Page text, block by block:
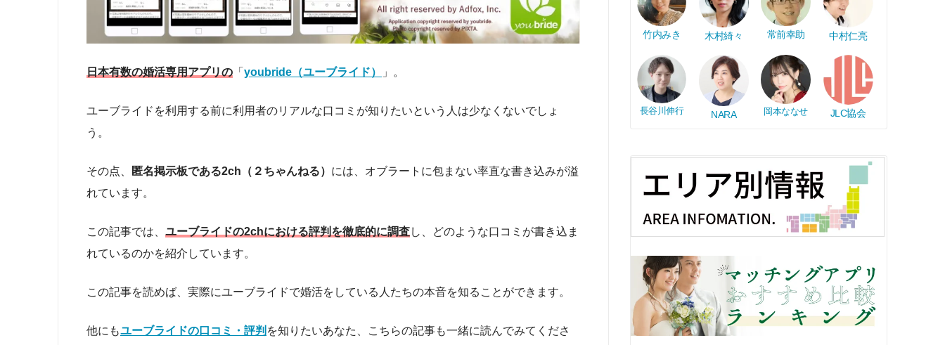
日本有数の婚活専用アプリの 「youbride（ユーブライド） 」。
ユーブライドを利用する前に利用者のリアルな口コミが知りたいという人は少なくないでしょ
う。
その点、 匿名掲示板である2ch（２ちゃんねる） には、オブラートに包まない率直な書き込みが溢
れています。
この記事では、 ユーブライドの2chにおける評判を徹底的に調査し、どのような口コミが書き込ま
れているのかを紹介しています。
この記事を読めば、実際にユーブライドで婚活をしている人たちの本音を知ることができます。
他にもユーブライドの口コミ・評判 を知りたいあなた、こちらの記事も一緒に読んでみてくださ
竹内みき 木村綺々 常前幸助 中村仁亮
長谷川伸行 NARA 岡本ななせ JLC協会